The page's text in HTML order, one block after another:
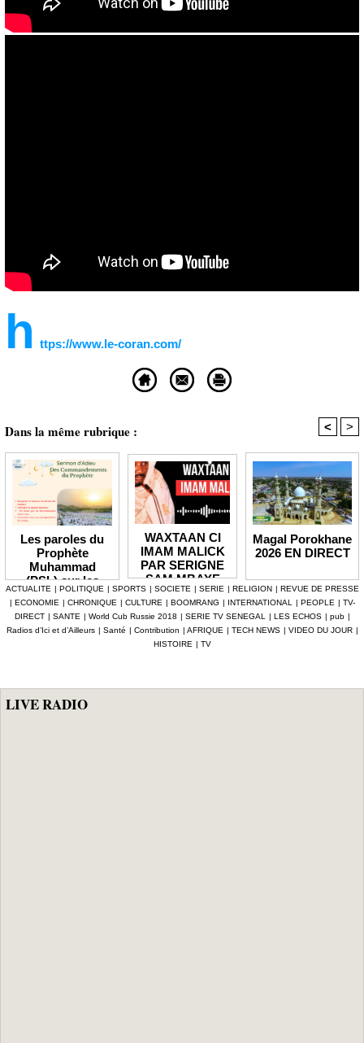
h ttps://www.le-coran.com/
Dans la même rubrique : < >
Les paroles du
Prophète
Muhammad
(PSL) sur les
calomniateurs
WAXTAAN CI
IMAM MALICK
PAR SERIGNE
SAM MBAYE
Magal Porokhane
2026 EN DIRECT
ACTUALITE | POLITIQUE | SPORTS | SOCIETE | SERIE | RELIGION | REVUE DE PRESSE
| ECONOMIE | CHRONIQUE | CULTURE | BOOMRANG | INTERNATIONAL | PEOPLE | TV-
DIRECT | SANTE | World Cub Russie 2018 | SERIE TV SENEGAL | LES ECHOS | pub |
Radios d’Ici et d’Ailleurs | Santé | Contribution | AFRIQUE | TECH NEWS | VIDEO DU JOUR |
HISTOIRE | TV
LIVE RADIO